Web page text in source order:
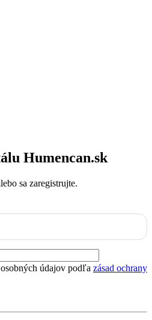
Humencan.sk
sa zaregistrujte.
údajov podľa zásad ochrany